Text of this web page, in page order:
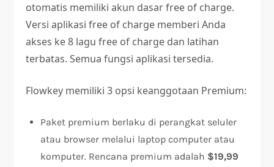
otomatis memiliki akun dasar free of charge.
Versi aplikasi free of charge memberi Anda
akses ke 8 lagu free of charge dan latihan
terbatas. Semua fungsi aplikasi tersedia.
Flowkey memiliki 3 opsi keanggotaan Premium:
Paket premium berlaku di perangkat seluler
atau browser melalui laptop computer atau
komputer. Rencana premium adalah $19,99